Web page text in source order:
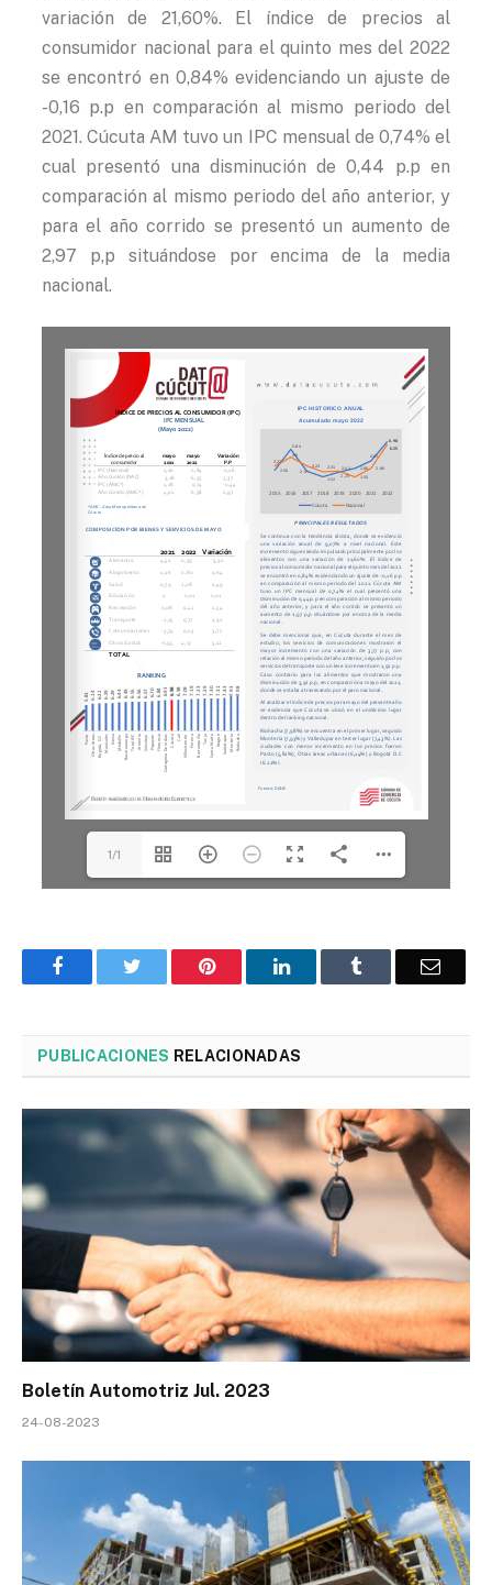
variación de 21,60%. El índice de precios al
consumidor nacional para el quinto mes del 2022
se encontró en 0,84% evidenciando un ajuste de
-0,16 p.p en comparación al mismo periodo del
2021. Cúcuta AM tuvo un IPC mensual de 0,74% el
cual presentó una disminución de 0,44 p.p en
comparación al mismo periodo del año anterior, y
para el año corrido se presentó un aumento de
2,97 p,p situándose por encima de la media
nacional.
1/1
FacebookTwitter Pinterest LinkedInTumblr
PUBLICACIONES RELACIONADAS
Boletín Automotriz Jul. 2023
24-08-2023